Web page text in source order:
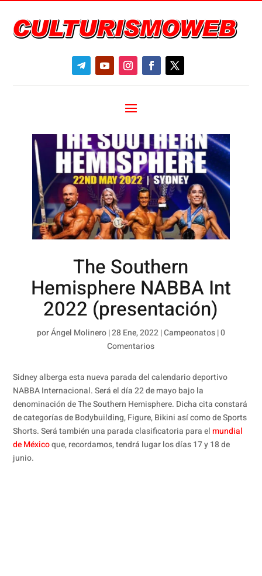
The Southern
Hemisphere NABBA Int
2022 (presentación)
porÁngel Molinero|28 Ene, 2022|Campeonatos|0
Comentarios
Sidney alberga esta nueva parada del calendario deportivo
NABBA Internacional. Será el día 22 de mayo bajo la
denominación de The Southern Hemisphere. Dicha cita constará
de categorías de Bodybuilding, Figure, Bikini así como de Sports
Shorts. Será también una parada clasificatoria para elmundial
de Méxicoque, recordamos, tendrá lugar los días 17 y 18 de
junio.